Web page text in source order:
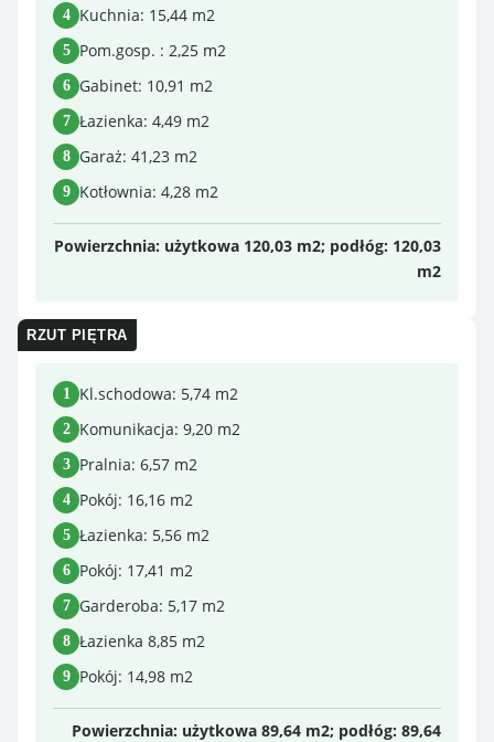
Kuchnia: 15,44 m2
Pom.gosp. : 2,25 m2
Gabinet: 10,91 m2
Łazienka: 4,49 m2
Garaż: 41,23 m2
Kotłownia: 4,28 m2
Powierzchnia: użytkowa 120,03 m2; podłóg: 120,03
m2
RZUT PIĘTRA
Kl.schodowa: 5,74 m2
Komunikacja: 9,20 m2
Pralnia: 6,57 m2
Pokój: 16,16 m2
Łazienka: 5,56 m2
Pokój: 17,41 m2
Garderoba: 5,17 m2
Łazienka 8,85 m2
Pokój: 14,98 m2
Powierzchnia: użytkowa 89,64 m2; podłóg: 89,64